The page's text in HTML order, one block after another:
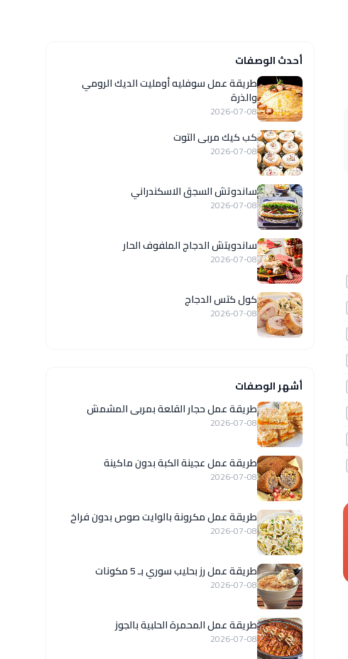
أحدث الوصفات
طريقة عمل سوفليه أومليت الديك الرومي
والذرة
2026-07-08
كب كيك مربى التوت
2026-07-08
ساندوتش السجق الاسكندراني
2026-07-08
ساندويتش الدجاج الملفوف الحار
2026-07-08
كول كتس الدجاج
2026-07-08
أشهر الوصفات
طريقة عمل حجار القلعة بمربى المشمش
2026-07-08
طريقة عمل عجينة الكبة بدون ماكينة
2026-07-08
طريقة عمل مكرونة بالوايت صوص بدون فراخ
2026-07-08
طريقة عمل رز بحليب سوري بـ 5 مكونات
2026-07-08
طريقة عمل المحمرة الحلبية بالجوز
2026-07-08